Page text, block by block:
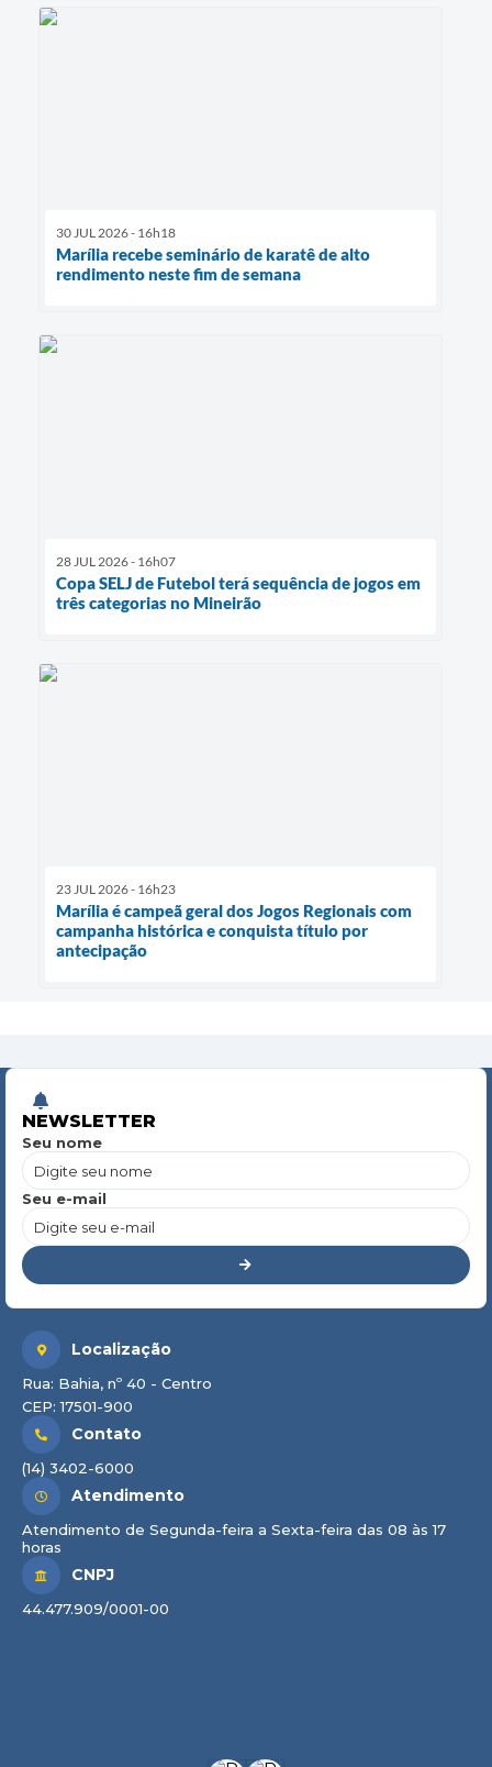
30 JUL 2026 - 16h18
Marília recebe seminário de karatê de alto
rendimento neste fim de semana
28 JUL 2026 - 16h07
Copa SELJ de Futebol terá sequência de jogos em
três categorias no Mineirão
23 JUL 2026 - 16h23
Marília é campeã geral dos Jogos Regionais com
campanha histórica e conquista título por
antecipação
NEWSLETTER
Seu nome
Seu e-mail
Localização
Rua: Bahia, nº 40 - Centro
CEP: 17501-900
Contato
(14) 3402-6000
Atendimento
Atendimento de Segunda-feira a Sexta-feira das 08 às 17
horas
CNPJ
44.477.909/0001-00